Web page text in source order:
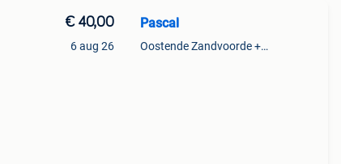
€ 40,00
6 aug 26
Pascal
Oostende Zandvoorde +Oostende